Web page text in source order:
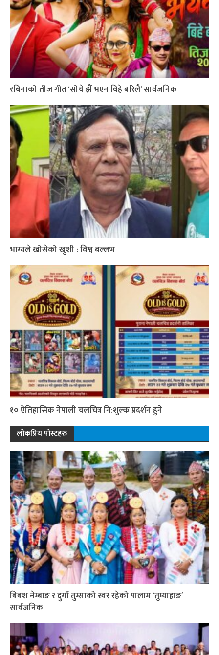
रबिनाको तीज गीत ‘सोचे झैं भएन विहे बरिलै’ सार्वजनिक
भाग्यले खोसेको खुशी : विश्व बल्लभ
१० ऐतिहासिक नेपाली चलचित्र नि:शुल्क प्रदर्शन हुने
लोकप्रिय पोस्टहरु
बिबश नेम्बाङ र दुर्गा तुम्साको स्वर रहेको पालाम `तुम्याहाङ´
सार्वजनिक